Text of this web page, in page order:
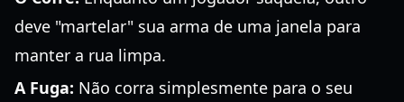
deve "martelar" sua arma de uma janela para
manter a rua limpa.
A Fuga: Não corra simplesmente para o seu